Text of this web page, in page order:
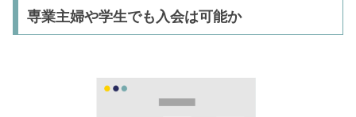
専業主婦や学生でも入会は可能か